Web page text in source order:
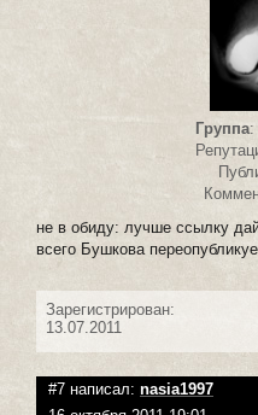
Группа:
не в обиду: лучше ссылку
всего Бушкова
Зарегистрирован:
13.07.2011
#7 написал: nasia1997